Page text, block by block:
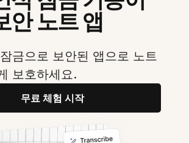
안 노트 앱
금으로 보안된 앱으로 노트
보호하세요.
무료 체험 시작